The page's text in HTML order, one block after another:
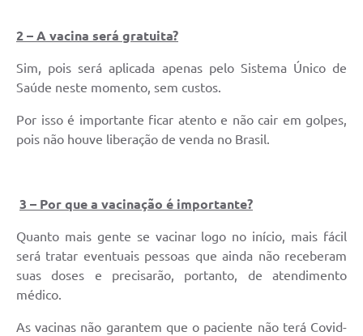
2 – A vacina será gratuita?
Sim, pois será aplicada apenas pelo Sistema Único de
Saúde neste momento, sem custos.
Por isso é importante ficar atento e não cair em golpes,
pois não houve liberação de venda no Brasil.
3 – Por que a vacinação é importante?
Quanto mais gente se vacinar logo no início, mais fácil
será tratar eventuais pessoas que ainda não receberam
suas doses e precisarão, portanto, de atendimento
médico.
As vacinas não garantem que o paciente não terá Covid-